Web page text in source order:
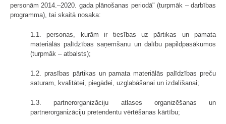
personām 2014.–2020. gada plānošanas periodā" (turpmāk – darbības
programma), tai skaitā nosaka:
1.1. personas, kurām ir tiesības uz pārtikas un pamata
materiālās palīdzības saņemšanu un dalību papildpasākumos
(turpmāk – atbalsts);
1.2. prasības pārtikas un pamata materiālās palīdzības preču
saturam, kvalitātei, piegādei, uzglabāšanai un izdalīšanai;
1.3. partnerorganizāciju atlases organizēšanas un
partnerorganizāciju pretendentu vērtēšanas kārtību;